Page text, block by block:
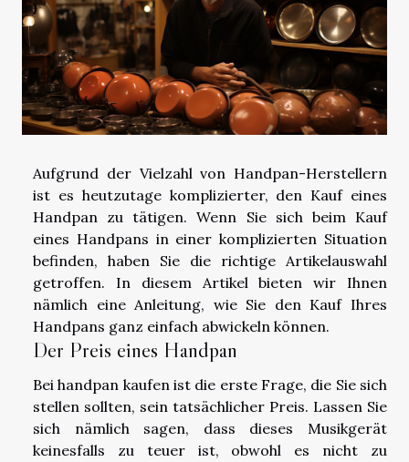
Aufgrund der Vielzahl von Handpan-Herstellern
ist es heutzutage komplizierter, den Kauf eines
Handpan zu tätigen. Wenn Sie sich beim Kauf
eines Handpans in einer komplizierten Situation
befinden, haben Sie die richtige Artikelauswahl
getroffen. In diesem Artikel bieten wir Ihnen
nämlich eine Anleitung, wie Sie den Kauf Ihres
Handpans ganz einfach abwickeln können.
Der Preis eines Handpan
Beihandpan kaufenist die erste Frage, die Sie sich
stellen sollten, sein tatsächlicher Preis. Lassen Sie
sich nämlich sagen, dass dieses Musikgerät
keinesfalls zu teuer ist, obwohl es nicht zu